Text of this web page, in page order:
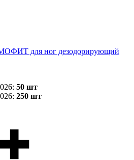
для ног дезодорирующий
50 шт
250 шт